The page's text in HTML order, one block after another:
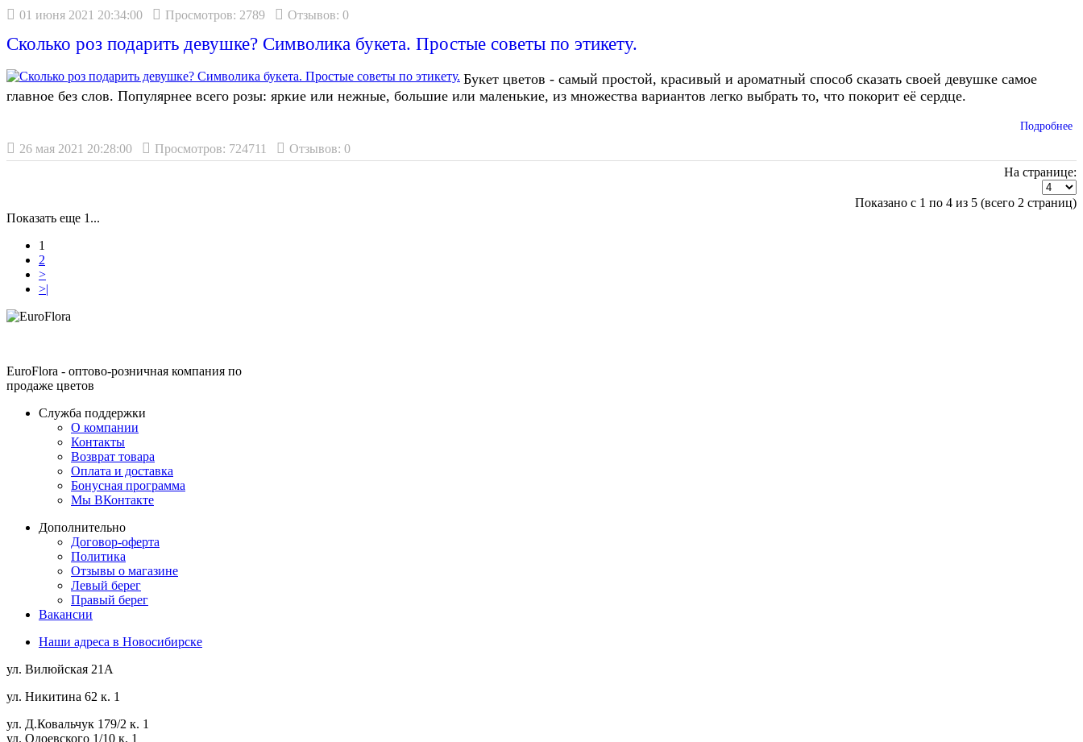
01 июня 2021 20:34:00 Просмотров: 2789 Отзывов: 0
Сколько роз подарить девушке? Символика букета. Простые советы по этикету.
Букет цветов - самый простой, красивый и ароматный способ сказать своей девушке самое
главное без слов. Популярнее всего розы: яркие или нежные, большие или маленькие, из множества вариантов легко выбрать то, что покорит её сердце.
Подробнее
26 мая 2021 20:28:00 Просмотров: 724711
Отзывов: 0
На странице:
Показано с 1 по 4 из 5 (всего 2 страниц)
Показать еще 1...
1
2
>
>|
EuroFlora - оптово-розничная компания по
продаже цветов
Служба поддержки
О компании
Контакты
Возврат товара
Оплата и доставка
Бонусная программа
Мы ВКонтакте
Дополнительно
Договор-оферта
Политика
Отзывы о магазине
Левый берег
Правый берег
Вакансии
Наши адреса в Новосибирске
ул. Вилюйская 21А
ул. Никитина 62 к. 1
ул. Д.Ковальчук 179/2 к. 1
ул. Одоевского 1/10 к. 1